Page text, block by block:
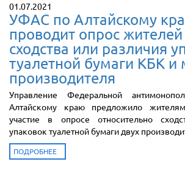
01.07.2021
УФАС по Алтайскому
проводит опрос
сходства или различия
туалетной бумаги КБК и
производителя
Управление Федеральной
Алтайскому краю предложило
участие в опросе относительно
упаковок туалетной бумаги двух
ПОДРОБНЕЕ